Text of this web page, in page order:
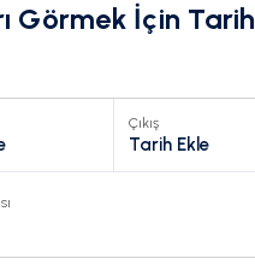
Görmek İçin Tarih
Çıkış
Tarih Ekle